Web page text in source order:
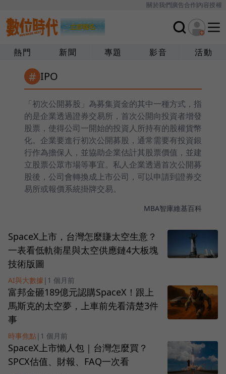
關於我們廣告合作內容授權
熱門 新聞 專題 影音 活動
# IPO
「初次公開募股」為募集資金的其中一種方式，指
的是企業透過證券交易所，首次公開向投資者增發
股票，使得公司一開始的投資人所持有的股權貨幣
化。企業要進行初次公開募股，通常需要有投資銀
行作為擔保人，並協助企業估計其股票價值，並建
立股票公眾市場等事宜。私人企業透過首次公開募
股後，公司會轉換成上市公司，可以申請到證券交
易所或報價系統掛牌交易。
MBA智庫維基百科
SpaceX上市，台灣怎麼賺太空生意？
一表看低軌衛星與太空供應鏈4大板塊
技術版圖
AI與大數據 | 1 個月前
富邦金砸189億元認購SpaceX！跟上
馬斯克的太空夢，上車前先看清楚3件
事
時事焦點| 1 個月前
SpaceX上市懶人包｜台灣怎麼買？
SPCX估值、財報、FAQ一次看